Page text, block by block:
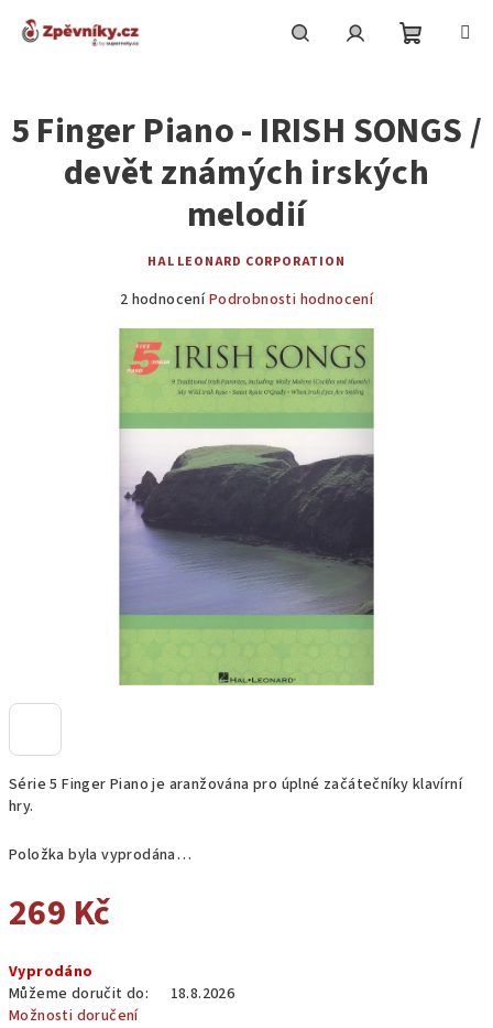
košík
Série 5 Finger Piano je aranžována pro úplné začátečníky klavírní
hry.
Položka byla vyprodána…
269 Kč
cena:
Vyprodáno
Můžeme doručit do:
18.8.2026
Možnosti doručení
5 Finger Piano - IRISH SONGS /
devět známých irských
melodií
HAL LEONARD CORPORATION
Průměrné
produktu
je
z
5
hvězdiček.
2 hodnoceníPodrobnosti hodnocení